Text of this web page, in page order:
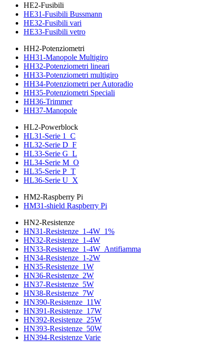
HE2-Fusibili
HE31-Fusibili Bussmann
HE32-Fusibili vari
HE33-Fusibili vetro
HH2-Potenziometri
HH31-Manopole Multigiro
HH32-Potenziometri lineari
HH33-Potenziometri multigiro
HH34-Potenziometri per Autoradio
HH35-Potenziometri Speciali
HH36-Trimmer
HH37-Manopole
HL2-Powerblock
HL31-Serie 1_C
HL32-Serie D_F
HL33-Serie G_L
HL34-Serie M_O
HL35-Serie P_T
HL36-Serie U_X
HM2-Raspberry Pi
HM31-shield Raspberry Pi
HN2-Resistenze
HN31-Resistenze_1-4W_1%
HN32-Resistenze_1-4W
HN33-Resistenze_1-4W_Antifiamma
HN34-Resistenze_1-2W
HN35-Resistenze_1W
HN36-Resistenze_2W
HN37-Resistenze_5W
HN38-Resistenze_7W
HN390-Resistenze_11W
HN391-Resistenze_17W
HN392-Resistenze_25W
HN393-Resistenze_50W
HN394-Resistenze Varie